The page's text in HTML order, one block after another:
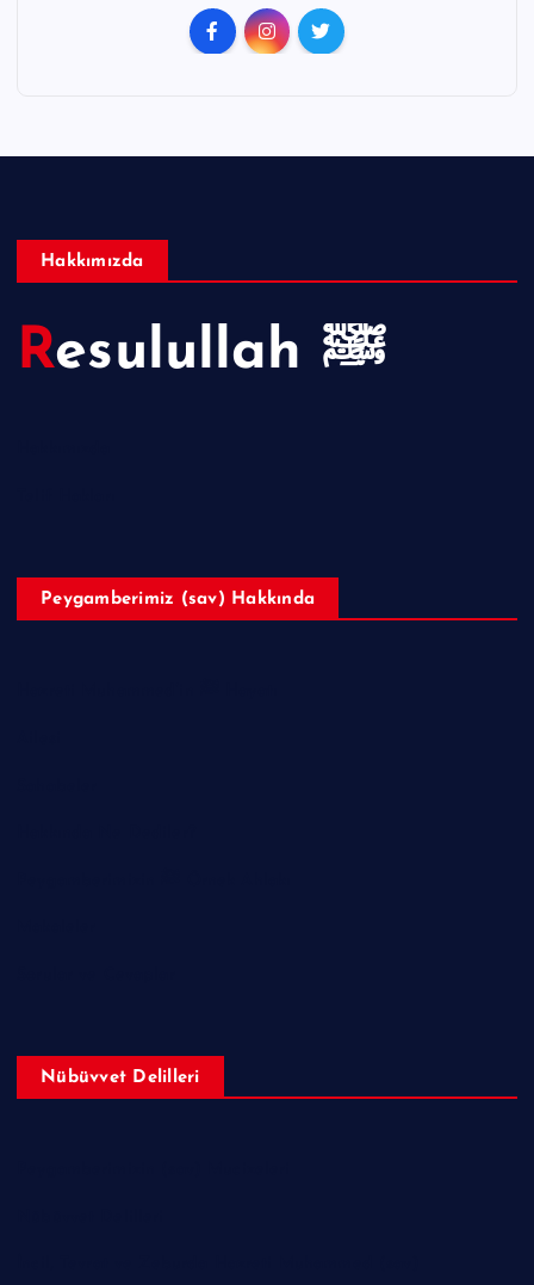
Hakkımızda
Resulullah ﷺ
Peygamberimiz (sav) Hakkında
Nübüvvet Delilleri